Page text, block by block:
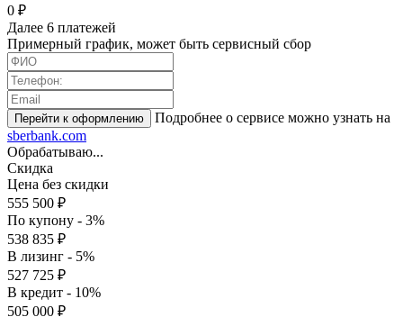
0 ₽
Далее 6 платежей
Примерный график, может быть сервисный сбор
Подробнее о сервисе можно узнать на
sberbank.com
Обрабатываю...
Скидка
Цена без скидки
555 500 ₽
По купону - 3%
538 835 ₽
В лизинг - 5%
527 725 ₽
В кредит - 10%
505 000 ₽